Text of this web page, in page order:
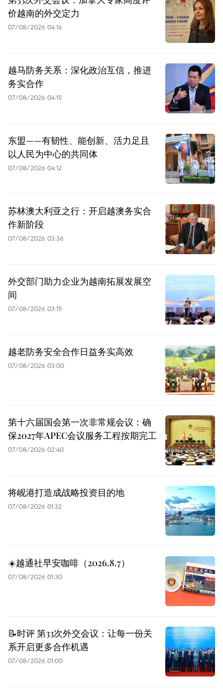
价越南的外交定力
07/08/2026 04:16
越马防务关系：深化政治互信，推进
务实合作
07/08/2026 04:15
东盟——有韧性、能创新、活力足且
以人民为中心的共同体
07/08/2026 04:12
苏林澳大利亚之行：开启越澳务实合
作新阶段
07/08/2026 03:36
外交部门助力企业为越南拓展发展空
间
07/08/2026 03:15
越老防务安全合作日益务实高效
07/08/2026 03:00
第十六届国会第一次非常规会议：确
保2027年APEC会议服务工程按期完工
07/08/2026 02:40
将岘港打造成战略投资目的地
07/08/2026 01:32
☀️越通社早安咖啡（2026.8.7）
07/08/2026 01:30
📝时评 第33次外交会议：让每一份关
系开启更多合作机遇
07/08/2026 01:00